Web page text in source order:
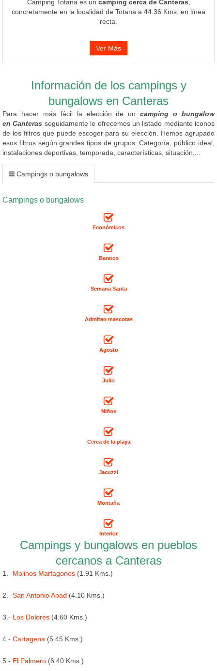
Camping Totana es un camping cerca de Canteras
concretamente en la localidad de Totana a 44.36 Kms. en línea
recta.
Ver Más
Información de los campings y
bungalows en Canteras
Para hacer más fácil la elección de uncamping o bungalow
en Canteras seguidamente le ofrecemos un listado mediante iconos
de los filtros que puede escoger para su elección. Hemos agrupado
esos filtros según grandes tipos de grupos: Categoría, público ideal,
instalaciones deportivas, temporada, características, situación,...
Campings o bungalows
Campings o bungalows
Económicos
Baratos
Semana Santa
Admiten mascotas
Agosto
Julio
Niños
Cerca de la playa
Jacuzzi
Montaña
Interior
Campings y bungalows en pueblos
cercanos a Canteras
1.- Molinos Marfagones (1.91 Kms.)
2.- San Antonio Abad (4.10 Kms.)
3.- Los Dolores (4.60 Kms.)
4.- Cartagena (5.45 Kms.)
5.- El Palmero (6.40 Kms.)